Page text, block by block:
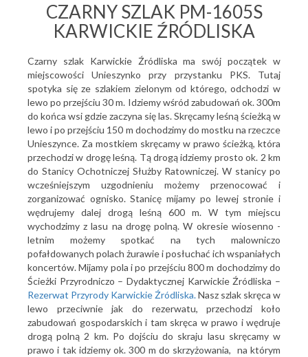
CZARNY SZLAK PM-1605S
KARWICKIE ŹRÓDLISKA
Czarny szlak Karwickie Źródliska ma swój początek w
miejscowości Unieszynko przy przystanku PKS. Tutaj
spotyka się ze szlakiem zielonym od którego, odchodzi w
lewo po przejściu 30 m. Idziemy wśród zabudowań ok. 300m
do końca wsi gdzie zaczyna się las. Skręcamy leśną ścieżką w
lewo i po przejściu 150 m dochodzimy do mostku na rzeczce
Unieszynce. Za mostkiem skręcamy w prawo ścieżką, która
przechodzi w drogę leśną. Tą drogą idziemy prosto ok. 2 km
do Stanicy Ochotniczej Służby Ratowniczej. W stanicy po
wcześniejszym uzgodnieniu możemy przenocować i
zorganizować ognisko. Stanicę mijamy po lewej stronie i
wędrujemy dalej drogą leśną 600 m. W tym miejscu
wychodzimy z lasu na drogę polną. W okresie wiosenno -
letnim możemy spotkać na tych malowniczo
pofałdowanych polach żurawie i posłuchać ich wspaniałych
koncertów. Mijamy pola i po przejściu 800 m dochodzimy do
Ścieżki Przyrodniczo – Dydaktycznej Karwickie Źródliska –
Rezerwat Przyrody Karwickie Źródliska.Nasz szlak skręca w
lewo przeciwnie jak do rezerwatu, przechodzi koło
zabudowań gospodarskich i tam skręca w prawo i wędruje
drogą polną 2 km. Po dojściu do skraju lasu skręcamy w
prawo i tak idziemy ok. 300 m do skrzyżowania, na którym